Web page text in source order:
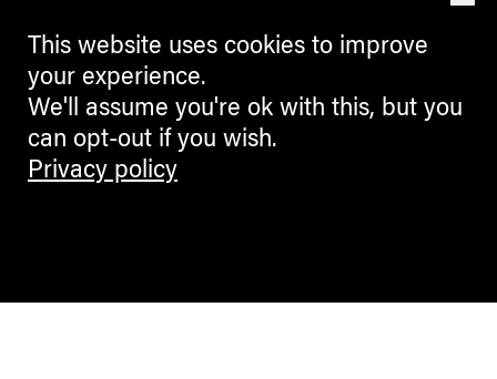
This website uses cookies to improve
your experience.
We'll assume you're ok with this, but you
can opt-out if you wish.
Privacy policy